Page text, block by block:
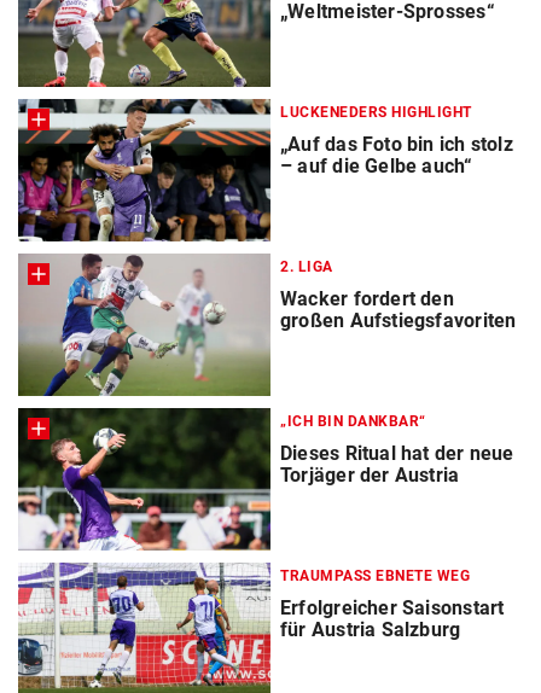
„Weltmeister-Sprosses“
LUCKENEDERS HIGHLIGHT
„Auf das Foto bin ich stolz
– auf die Gelbe auch“
2. LIGA
Wacker fordert den
großen Aufstiegsfavoriten
„ICH BIN DANKBAR“
Dieses Ritual hat der neue
Torjäger der Austria
TRAUMPASS EBNETE WEG
Erfolgreicher Saisonstart
für Austria Salzburg